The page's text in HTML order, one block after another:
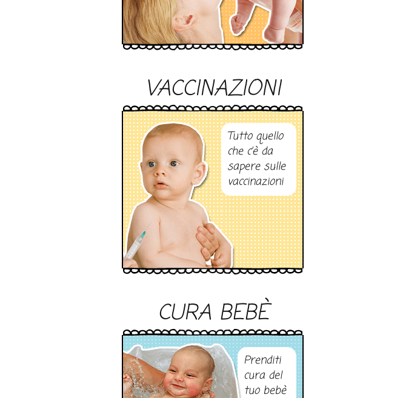
VACCINAZIONI
Tutto quello
che c’è da
sapere sulle
vaccinazioni
CURA BEBÈ
Prenditi
cura del
tuo bebè